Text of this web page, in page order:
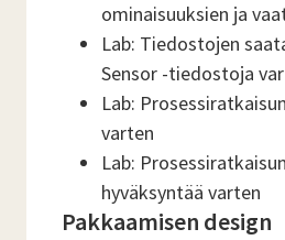
ominaisuuksien ja
Lab: Tiedostojen
Sensor -tiedostoja
Lab:
varten
Lab:
hyväksyntää varten
Pakkaamisen design